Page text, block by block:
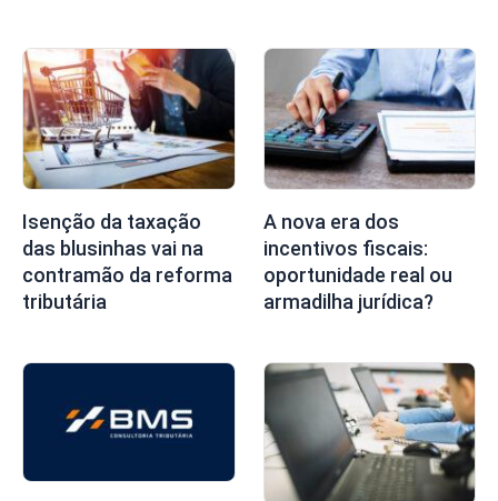
Isenção da taxação
das blusinhas vai na
contramão da reforma
tributária
A nova era dos
incentivos fiscais:
oportunidade real ou
armadilha jurídica?